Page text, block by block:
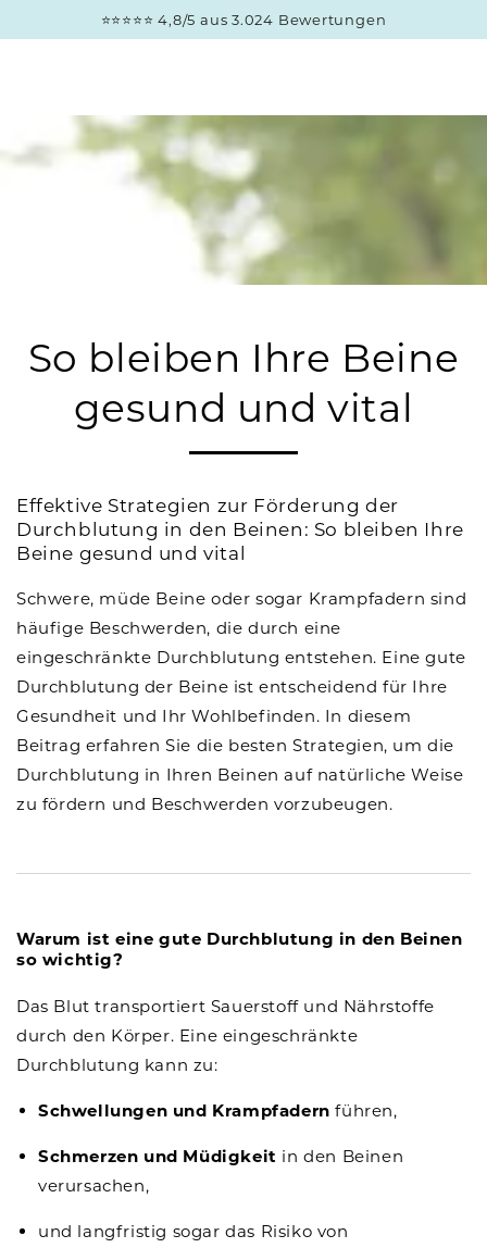
ZUM INHALT
SPRINGEN⭐⭐⭐⭐⭐ 4,8/5 aus 3.024 Bewertungen
So bleiben Ihre Beine
gesund und vital
Effektive Strategien zur Förderung der
Durchblutung in den Beinen: So bleiben Ihre
Beine gesund und vital
Schwere, müde Beine oder sogar Krampfadern sind
häufige Beschwerden, die durch eine
eingeschränkte Durchblutung entstehen. Eine gute
Durchblutung der Beine ist entscheidend für Ihre
Gesundheit und Ihr Wohlbefinden. In diesem
Beitrag erfahren Sie die besten Strategien, um die
Durchblutung in Ihren Beinen auf natürliche Weise
zu fördern und Beschwerden vorzubeugen.
Warum ist eine gute Durchblutung in den Beinen
so wichtig?
Das Blut transportiert Sauerstoff und Nährstoffe
durch den Körper. Eine eingeschränkte
Durchblutung kann zu:
Schwellungen und Krampfadern führen,
Schmerzen und Müdigkeit in den Beinen
verursachen,
und langfristig sogar das Risiko von